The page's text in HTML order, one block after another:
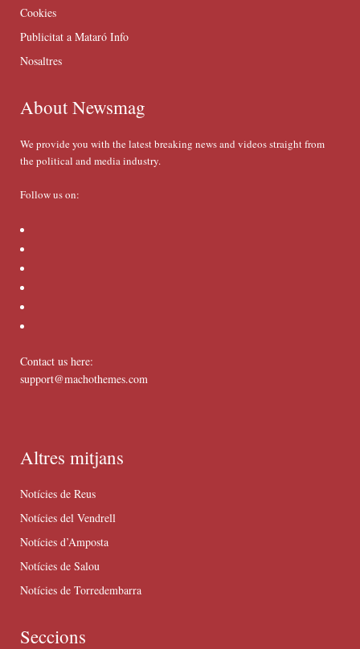
Cookies
Publicitat a Mataró Info
Nosaltres
About Newsmag
We provide you with the latest breaking news and videos straight from
the political and media industry.
Follow us on:
Contact us here:
support@machothemes.com
Altres mitjans
Notícies de Reus
Notícies del Vendrell
Notícies d’Amposta
Notícies de Salou
Notícies de Torredembarra
Seccions